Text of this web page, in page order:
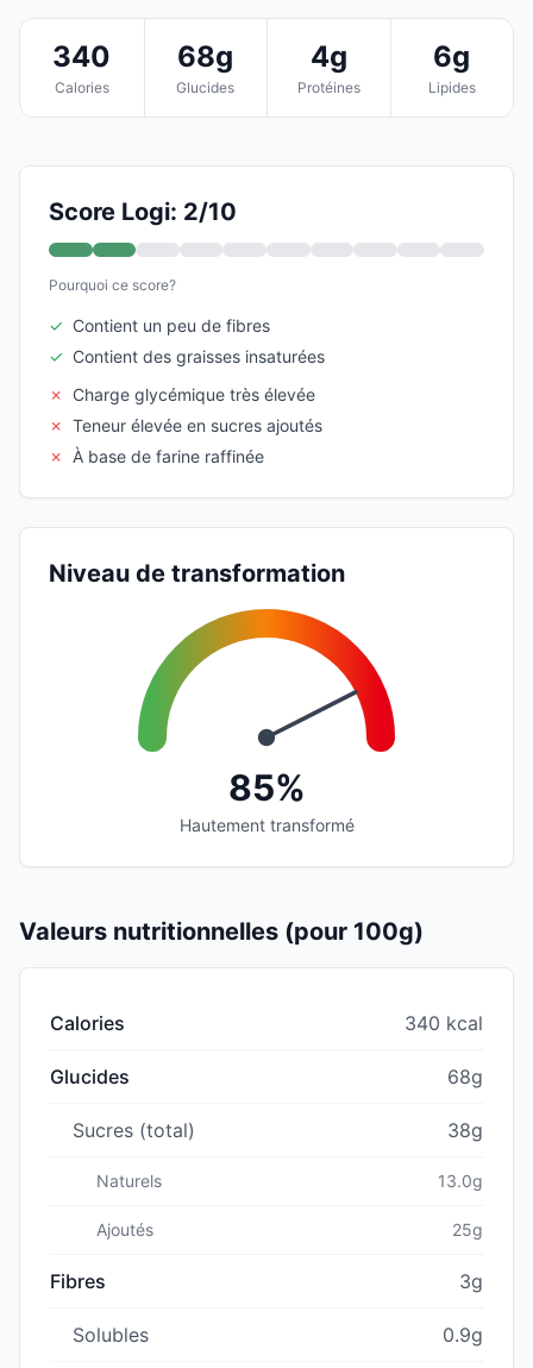
340
Calories
68g
Glucides
4g
Protéines
6g
Lipides
Score Logi: 2/10
Pourquoi ce score?
✓ Contient un peu de fibres
✓ Contient des graisses insaturées
✗
Charge glycémique très élevée
✗ Teneur élevée en sucres ajoutés
✗
À base de farine raffinée
Niveau de transformation
85%
Hautement transformé
Valeurs nutritionnelles (pour 100g)
Calories 340 kcal
Glucides 68g
Sucres (total) 38g
Naturels 13.0g
Ajoutés 25g
Fibres 3g
Solubles 0.9g